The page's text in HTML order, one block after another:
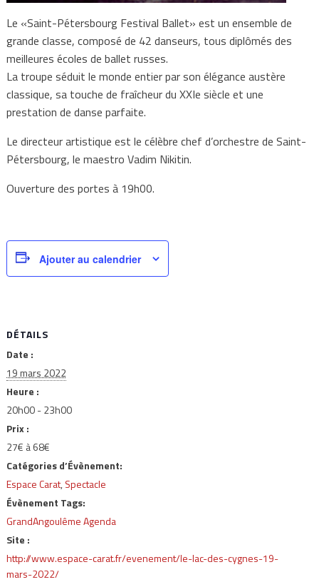
Le «Saint-Pétersbourg Festival Ballet» est un ensemble de
grande classe, composé de 42 danseurs, tous diplômés des
meilleures écoles de ballet russes.
La troupe séduit le monde entier par son élégance austère
classique, sa touche de fraîcheur du XXIe siècle et une
prestation de danse parfaite.
Le directeur artistique est le célèbre chef d’orchestre de Saint-
Pétersbourg, le maestro Vadim Nikitin.
Ouverture des portes à 19h00.
Ajouter au calendrier
DÉTAILS
Date :
19 mars 2022
Heure :
20h00 - 23h00
Prix :
27€ à 68€
Catégories d’Évènement:
Espace Carat,Spectacle
Évènement Tags:
GrandAngoulême Agenda
Site :
http://www.espace-carat.fr/evenement/le-lac-des-cygnes-19-
mars-2022/